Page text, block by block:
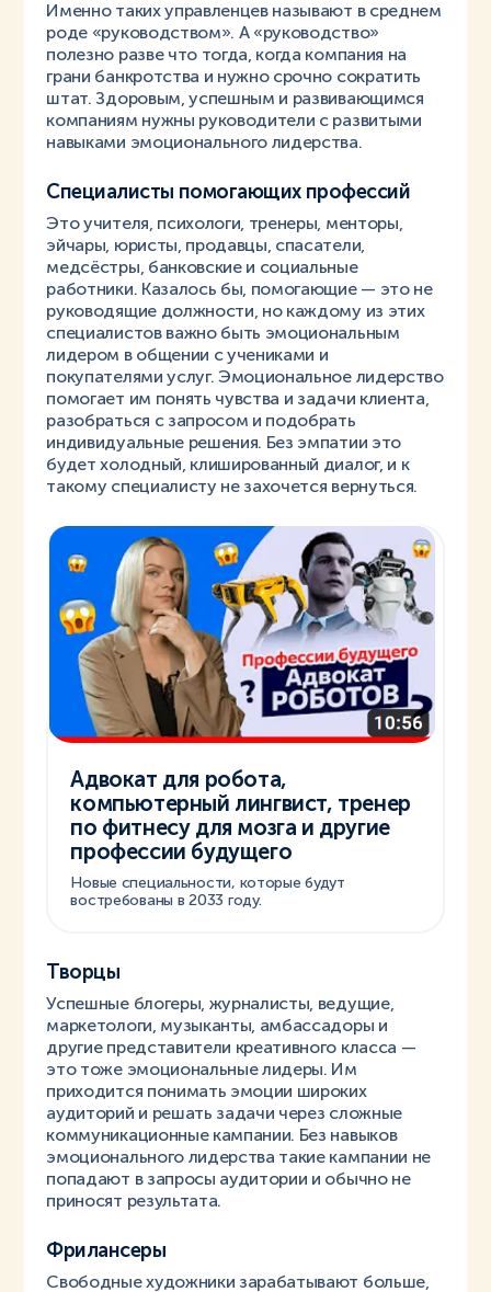
Именно таких управленцев называют в среднем
роде «руководством». А «руководство»
полезно разве что тогда, когда компания на
грани банкротства и нужно срочно сократить
штат. Здоровым, успешным и развивающимся
компаниям нужны руководители с развитыми
навыками эмоционального лидерства.
Специалисты помогающих профессий
Это учителя, психологи, тренеры, менторы,
эйчары, юристы, продавцы, спасатели,
медсёстры, банковские и социальные
работники. Казалось бы, помогающие — это не
руководящие должности, но каждому из этих
специалистов важно быть эмоциональным
лидером в общении с учениками и
покупателями услуг. Эмоциональное лидерство
помогает им понять чувства и задачи клиента,
разобраться с запросом и подобрать
индивидуальные решения. Без эмпатии это
будет холодный, клишированный диалог, и к
такому специалисту не захочется вернуться.
Адвокат для робота,
компьютерный лингвист, тренер
по фитнесу для мозга и другие
профессии будущего
Новые специальности, которые будут
востребованы в 2033 году.
Творцы
Успешные блогеры, журналисты, ведущие,
маркетологи, музыканты, амбассадоры и
другие представители креативного класса —
это тоже эмоциональные лидеры. Им
приходится понимать эмоции широких
аудиторий и решать задачи через сложные
коммуникационные кампании. Без навыков
эмоционального лидерства такие кампании не
попадают в запросы аудитории и обычно не
приносят результата.
Фрилансеры
Свободные художники зарабатывают больше,